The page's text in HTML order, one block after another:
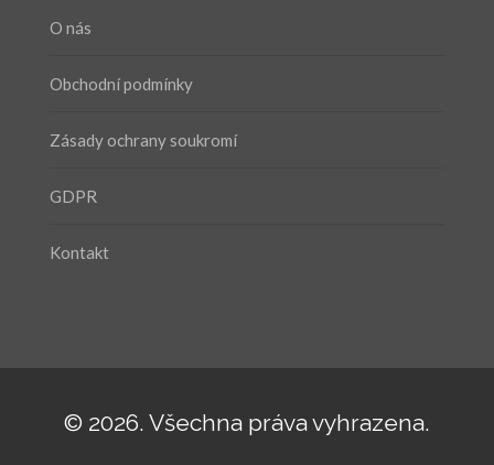
O nás
Obchodní podmínky
Zásady ochrany soukromí
GDPR
Kontakt
© 2026. Všechna práva vyhrazena.